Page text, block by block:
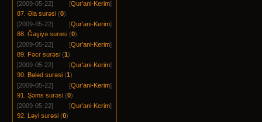
[2009-05-22]
[Qur'ani-Kerim]
87. Əla surəsi (0)
[2009-05-22]
[Qur'ani-Kerim]
88. Ğaşiyə surəsi (0)
[2009-05-22]
[Qur'ani-Kerim]
89. Fəcr surəsi (1)
[2009-05-22]
[Qur'ani-Kerim]
90. Bələd surəsi (1)
[2009-05-22]
[Qur'ani-Kerim]
91. Şəms surəsi (0)
[2009-05-22]
[Qur'ani-Kerim]
92. Ləyl surəsi (0)